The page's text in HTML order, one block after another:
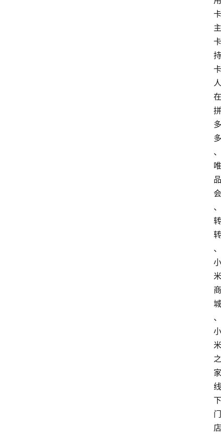
卡
主
卡
持
卡
人
在
拼
多
多
、
唯
品
会
、
转
转
、
小
米
商
城
、
小
米
之
家
线
下
门
店